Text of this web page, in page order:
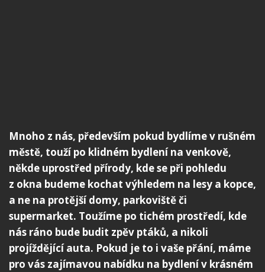
Mnoho z nás, především pokud bydlíme v rušném
městě, touží po klidném bydlení na venkově,
někde uprostřed přírody, kde se při pohledu
z okna budeme kochat výhledem na lesy a kopce,
a ne na protější domy, parkoviště či
supermarket. Toužíme po tichém prostředí, kde
nás ráno bude budit zpěv ptáků, a nikoli
projíždějící auta. Pokud je to i vaše přání, máme
pro vás zajímavou nabídku na bydlení v krásném